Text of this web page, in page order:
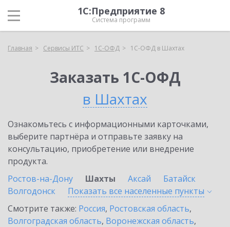
1С:Предприятие 8
Система программ
Главная Сервисы ИТС 1С-ОФД 1С-ОФД в Шахтах
Заказать 1С-ОФД
в Шахтах
Ознакомьтесь с информационными карточками,
выберите партнёра и отправьте заявку на
консультацию, приобретение или внедрение
продукта.
Ростов-на-Дону
Шахты Аксай
Батайск
Волгодонск
Показать все населенные пункты
Смотрите также: Россия, Ростовская область,
Волгоградская область, Воронежская область,